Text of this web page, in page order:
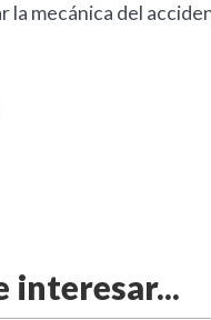
mecánica del
interesar...